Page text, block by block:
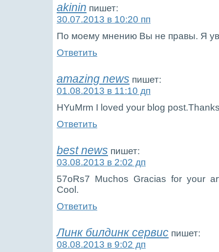
akinin пишет:
30.07.2013 в 10:20 пп
По моему мнению Вы не правы. Я
Ответить
amazing news пишет:
01.08.2013 в 11:10 дп
HYuMrm I loved your blog
Ответить
best news пишет:
03.08.2013 в 2:02 дп
57oRs7 Muchos Gracias for your
Cool.
Ответить
Линк билдинк сервис пишет:
08.08.2013 в 9:02 дп